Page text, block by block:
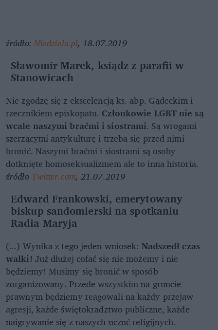
źródło: Niedziela.pl, 18.07.2019
Sławomir Marek, ksiądz z parafii w
Stanowicach
Nie zgodzę się z ekscelencją ks. abp. Gądeckim i
rzecznikiem episkopatu. Członkowie LGBT nie są
wcale naszymi braćmi i siostrami. Są wrogami
szerzącymi antykulturę i trzeba się przed nimi
bronić. Naszymi braćmi i siostrami są osoby
dotknięte homoseksualizmem ale to inna historia.
źródło Twitter.com, 21.07.2019
Edward Frankowski, emerytowany
biskup sandomierski na spotkaniu
Radia Maryja
(...) Wynika z tego jeden wniosek: Nadszedł czas
walki! Już dłużej cofać się nie możemy i nie
będziemy! Musimy się bronić w sposób
zorganizowany. Przede wszystkim na gruncie
prawnym będziemy reagowali na każdy przejaw
agresji, każde świętokradztwo publiczne, każde
naigrywanie się z naszych uczuć religijnych.